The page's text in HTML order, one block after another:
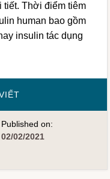
Thời điểm tiêm
human bao gồm
insulin tác dụng
TIÊM
INSULIN
TRONG
NGÀY
Published on:
02/02/2021